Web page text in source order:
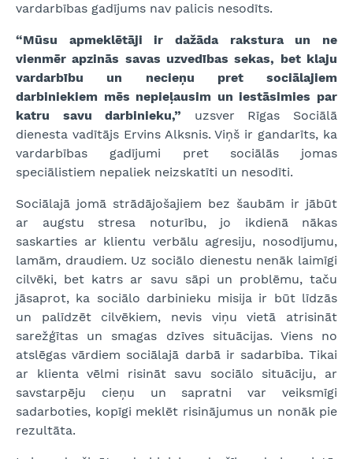
vardarbības gadījums nav palicis nesodīts.
“Mūsu apmeklētāji ir dažāda rakstura un ne
vienmēr apzinās savas uzvedības sekas, bet klaju
vardarbību un necieņu pret sociālajiem
darbiniekiem mēs nepieļausim un iestāsimies par
katru savu darbinieku,” uzsver Rīgas Sociālā
dienesta vadītājs Ervins Alksnis. Viņš ir gandarīts, ka
vardarbības gadījumi pret sociālās jomas
speciālistiem nepaliek neizskatīti un nesodīti.
Sociālajā jomā strādājošajiem bez šaubām ir jābūt
ar augstu stresa noturību, jo ikdienā nākas
saskarties ar klientu verbālu agresiju, nosodījumu,
lamām, draudiem. Uz sociālo dienestu nenāk laimīgi
cilvēki, bet katrs ar savu sāpi un problēmu, taču
jāsaprot, ka sociālo darbinieku misija ir būt līdzās
un palīdzēt cilvēkiem, nevis viņu vietā atrisināt
sarežģītas un smagas dzīves situācijas. Viens no
atslēgas vārdiem sociālajā darbā ir sadarbība. Tikai
ar klienta vēlmi risināt savu sociālo situāciju, ar
savstarpēju cieņu un sapratni var veiksmīgi
sadarboties, kopīgi meklēt risinājumus un nonāk pie
rezultāta.